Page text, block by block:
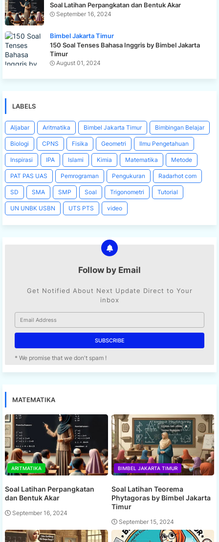
Soal Latihan Perpangkatan dan Bentuk Akar
September 16, 2024
Bimbel Jakarta Timur
150 Soal Tenses Bahasa Inggris by Bimbel Jakarta
Timur
August 01, 2024
LABELS
Aljabar Aritmatika Bimbel Jakarta Timur Bimbingan Belajar
Biologi CPNS Fisika Geometri Ilmu Pengetahuan
Inspirasi IPA Islami Kimia Matematika Metode
PAT PAS UAS Pemrograman Pengukuran Radarhot com
SD SMA SMP Soal Trigonometri Tutorial
UN UNBK USBN UTS PTS video
Follow by Email
Get Notified About Next Update Direct to Your
inbox
* We promise that we don't spam !
MATEMATIKA
ARITMATIKA
Soal Latihan Perpangkatan
dan Bentuk Akar
September 16, 2024
BIMBEL JAKARTA TIMUR
Soal Latihan Teorema
Phytagoras by Bimbel Jakarta
Timur
September 15, 2024